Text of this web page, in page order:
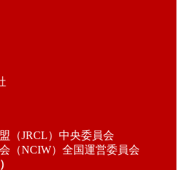
（JRCL）中央委員会
（NCIW）全国運営委員会